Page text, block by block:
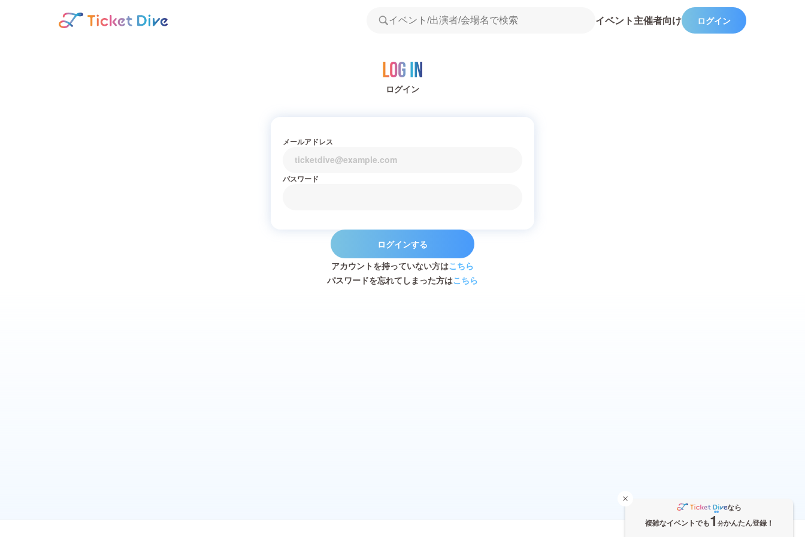
イベント主催者向け ログイン
Log in
ログイン
メールアドレス
パスワード
ログインする
アカウントを持っていない方はこちら
パスワードを忘れてしまった方はこちら
なら
複雑なイベントでも1 分かんたん登録！